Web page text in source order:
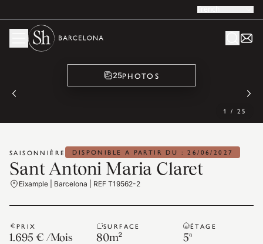
French
25PHOTOS
1 / 25
SAISONNIÈRE DISPONIBLE A PARTIR DU : 26/06/2027
Sant Antoni Maria Claret
Eixample | Barcelona | REF T19562-2
PRIX
1.695 € /Mois
SURFACE
80m²
ÉTAGE
5ª